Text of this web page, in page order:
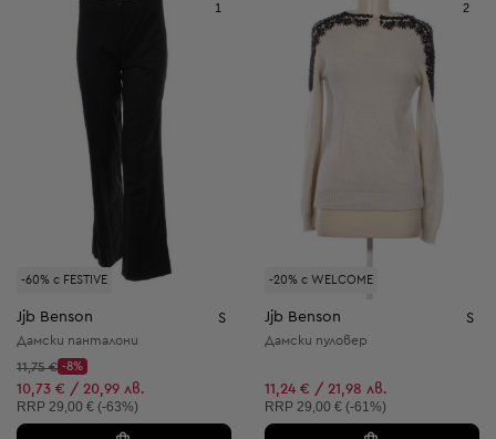
-60% с FESTIVE
1
Jjb Benson S
Дамски панталони
Начална цена:
11,75 €
Discount Price:
-8%
Намалена цена:
10,73 € / 20,99 лв.
Препоръчителна цена:
RRP 29,00 € (-63%)
-20% с WELCOME
2
Jjb Benson S
Дамски пуловер
11,24 € / 21,98 лв.
Препоръчителна цена:
RRP 29,00 € (-61%)